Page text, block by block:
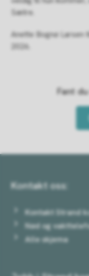
Sætre.
Anette Bognø Larsen
2026.
Fant
Kontakt oss:
Kontakt Strand
Nød og
Alle skjema